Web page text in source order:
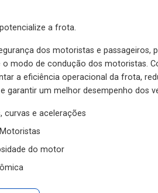
a frota.
dos motoristas e passageiros,
o modo de condução dos motoristas.
a eficiência operacional da frota,
garantir um melhor desempenho dos
e acelerações
do motor